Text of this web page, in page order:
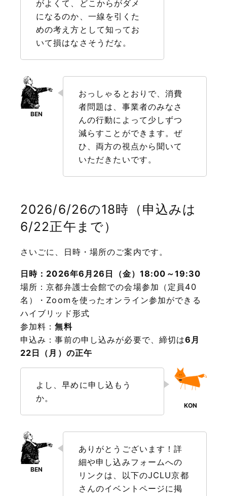
がよくて、どこからがダメ
になるのか、一線を引くた
めの考え方として知ってお
いて損はなさそうだな。
おっしゃるとおりで、消費
者問題は、事業者のみなさ
んの行動によって少しずつ
減らすことができます。ぜ
ひ、両方の視点から聞いて
いただきたいです。
2026/6/26の18時（申込みは
6/22正午まで）
さいごに、日時・場所のご案内です。
日時：2026年6月26日（金）18:00～19:30
場所：京都弁護士会館での会場参加（定員40
名）・Zoomを使ったオンライン参加ができる
ハイブリッド形式
参加料：無料
申込み：事前の申し込みが必要で、締切は6月
22日（月）の正午
よし、早めに申し込もう
か。
ありがとうございます！詳
細や申し込みフォームへの
リンクは、以下のJCLU京都
さんのイベントページに掲